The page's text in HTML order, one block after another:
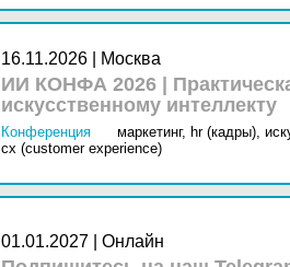
16.11.2026 | Москва
ИИ КОНФА 2026 |
искусственному интеллекту
Конференция маркетинг, hr (кадры),
cx (customer experience)
01.01.2027 | Онлайн